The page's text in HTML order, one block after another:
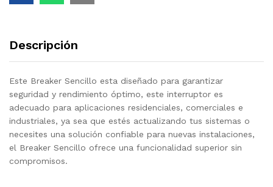
Descripción
Este Breaker Sencillo esta diseñado para garantizar
seguridad y rendimiento óptimo, este interruptor es
adecuado para aplicaciones residenciales, comerciales e
industriales, ya sea que estés actualizando tus sistemas o
necesites una solución confiable para nuevas instalaciones,
el Breaker Sencillo ofrece una funcionalidad superior sin
compromisos.